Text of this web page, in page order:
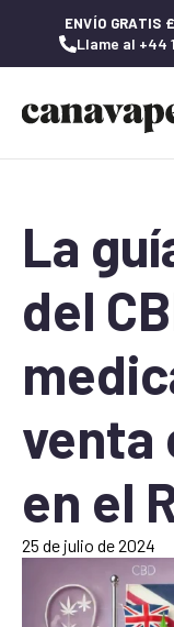
ENVÍO GRATIS
Llame al +44
La
del
venta
en el
25 de julio de 2024